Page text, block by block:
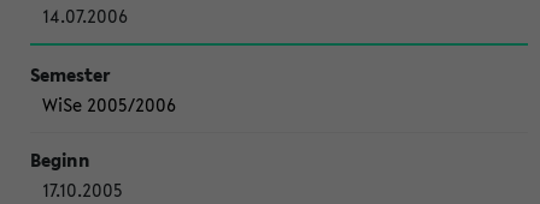
14.07.2006
WiSe 2005/2006
17.10.2005